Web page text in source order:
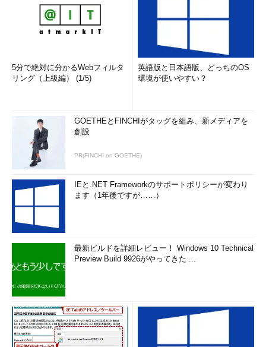
5分で絶対に分かるWebフィルタ
リング（上級編） (1/5)
英語版と日本語版、どっちのOS
環境が使いやすい？
GOETHEとFINCHIがタッグを組み、新メディアを
創設
PR(FINCHI on GOETHE)
IEと.NET Frameworkのサポートポリシーが変わり
ます（1年後ですが……）
最新ビルドを詳細レビュー！ Windows 10 Technical
Preview Build 9926がやってきた ...